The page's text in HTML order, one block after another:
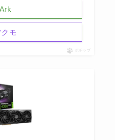
Ark
クモ
ポチップ